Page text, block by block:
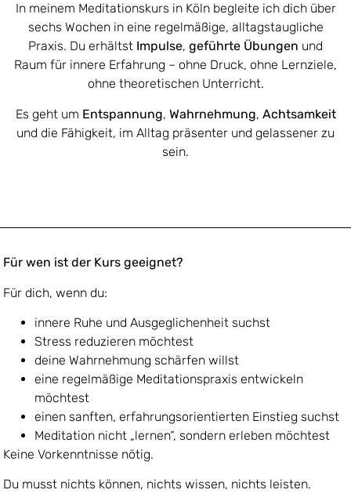
In meinem Meditationskurs in Köln begleite ich dich über
sechs Wochen in eine regelmäßige, alltagstaugliche
Praxis. Du erhältst Impulse, geführte Übungen und
Raum für innere Erfahrung – ohne Druck, ohne Lernziele,
ohne theoretischen Unterricht.
Es geht um Entspannung, Wahrnehmung, Achtsamkeit
und die Fähigkeit, im Alltag präsenter und gelassener zu
sein.
Für wen ist der Kurs geeignet?
Für dich, wenn du:
innere Ruhe und Ausgeglichenheit suchst
Stress reduzieren möchtest
deine Wahrnehmung schärfen willst
eine regelmäßige Meditationspraxis entwickeln
möchtest
einen sanften, erfahrungsorientierten Einstieg suchst
Meditation nicht „lernen“, sondern erleben möchtest
Keine Vorkenntnisse nötig.
Du musst nichts können, nichts wissen, nichts leisten.